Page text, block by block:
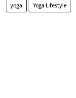
yoga Yoga Lifestyle